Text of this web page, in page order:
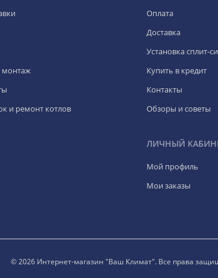
монтаж
и ремонт котлов
Оплата
Доставка
Установка сплит-
Купить в кредит
Контакты
Обзоры и советы
ЛИЧНЫЙ
Мой профиль
Мои заказы
© 2026 Интернет-магазин "Ваш Климат". Все права